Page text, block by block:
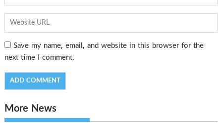
Save my name, email, and website in this browser for the
next time I comment.
More News